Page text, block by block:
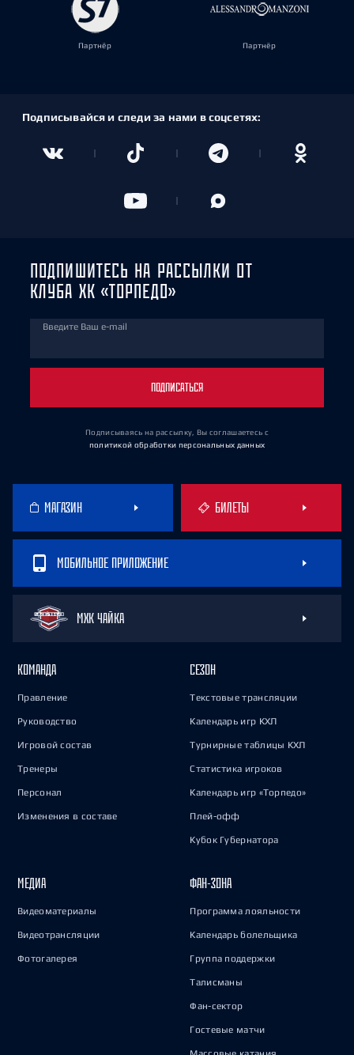
Партнёр Партнёр
Подписывайся и следи за нами в соцсетях:
ПОДПИШИТЕСЬ НА РАССЫЛКИ ОТ
КЛУБА ХК «ТОРПЕДО»
Введите Ваш e-mail
ПОДПИСАТЬСЯ
Подписываясь на рассылку, Вы соглашаетесь с
политикой обработки персональных данных
МАГАЗИН БИЛЕТЫ
МОБИЛЬНОЕ ПРИЛОЖЕНИЕ
МХК ЧАЙКА
КОМАНДА
Правление
Руководство
Игровой состав
Тренеры
Персонал
Изменения в составе
СЕЗОН
Текстовые трансляции
Календарь игр КХЛ
Турнирные таблицы КХЛ
Статистика игроков
Календарь игр «Торпедо»
Плей-офф
Кубок Губернатора
МЕДИА
Видеоматериалы
Видеотрансляции
Фотогалерея
ФАН-ЗОНА
Программа лояльности
Календарь болельщика
Группа поддержки
Талисманы
Фан-сектор
Гостевые матчи